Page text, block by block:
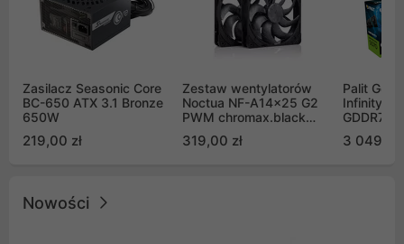
Zasilacz Seasonic Core
BC-650 ATX 3.1 Bronze
650W
219,00 zł
Zestaw wentylatorów
Noctua NF-A14x25 G2
PWM chromax.black
Push Pull (2szt)
319,00 zł
Palit
Infinity 3
GDDR7
GB2050S)
3 049,00
Nowości